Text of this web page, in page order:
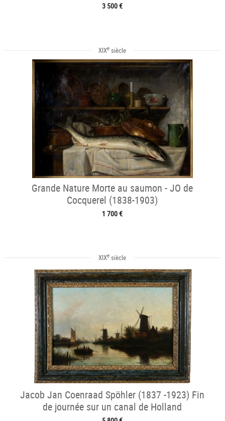
3 500 €
XIXe siècle
Grande Nature Morte au saumon - JO de
Cocquerel (1838-1903)
1 700 €
XIXe siècle
Jacob Jan Coenraad Spöhler (1837 -1923) Fin
de journée sur un canal de Holland